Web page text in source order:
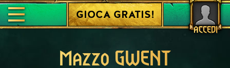
ACCEDI
GIOCA GRATIS!
Mazzo GWENT